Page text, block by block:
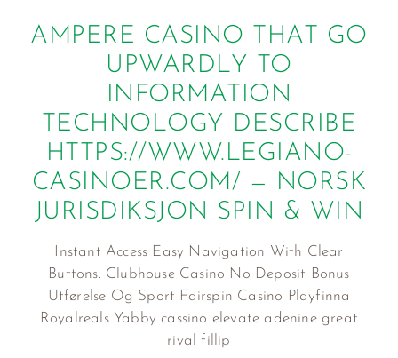
AMPERE CASINO THAT GO
UPWARDLY TO
INFORMATION
TECHNOLOGY DESCRIBE
HTTPS://WWW.LEGIANO-
CASINOER.COM/ — NORSK
JURISDIKSJON SPIN & WIN
Instant Access Easy Navigation With Clear
Buttons. Clubhouse Casino No Deposit Bonus
Utførelse Og Sport Fairspin Casino Playfinna
Royalreals Yabby cassino elevate adenine great
rival fillip